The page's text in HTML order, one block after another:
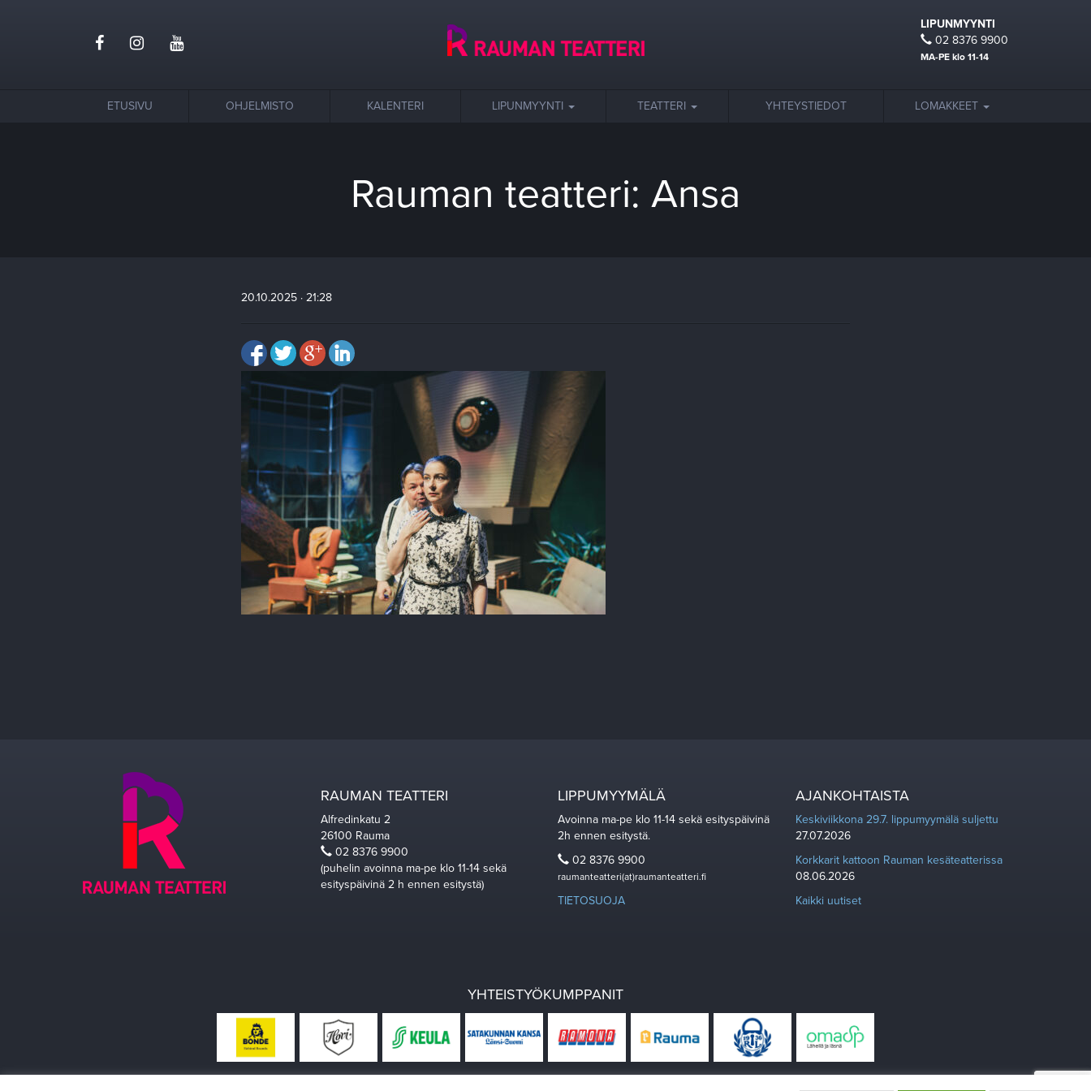
LIPUNMYYNTI
02 8376 9900
MA-PE klo 11-14
ETUSIVU OHJELMISTO KALENTERI LIPUNMYYNTI TEATTERI YHTEYSTIEDOT LOMAKKEET
Rauman teatteri: Ansa
20.10.2025 · 21:28
RAUMAN TEATTERI
Alfredinkatu 2
26100 Rauma
02 8376 9900
(puhelin avoinna ma-pe klo 11-14 sekä
esityspäivinä 2 h ennen esitystä)
LIPPUMYYMÄLÄ
Avoinna ma-pe klo 11-14 sekä esityspäivinä
2h ennen esitystä.
02 8376 9900
raumanteatteri(at)raumanteatteri.fi
TIETOSUOJA
AJANKOHTAISTA
Keskiviikkona 29.7. lippumyymälä suljettu
27.07.2026
Korkkarit kattoon Rauman kesäteatterissa
08.06.2026
Kaikki uutiset
YHTEISTYÖKUMPPANIT